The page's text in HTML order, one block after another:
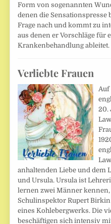
Form von sogenannten
denen die Sensationspresse
Frage nach und kommt zu
aus denen er Vorschläge für
Krankenbehandlung ableitet.
Verliebte Frauen
Auf
20.
anhaltenden Liebe und dem
und Ursula. Ursula ist
lernen zwei Männer
Schulinspektor Rupert
eines Kohlebergwerks. Die
beschäftigen sich intensiv